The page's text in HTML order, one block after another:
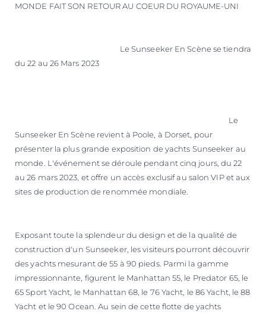
MONDE FAIT SON RETOUR AU COEUR DU ROYAUME-UNI
Le Sunseeker En Scène se tiendra
du 22 au 26 Mars 2023
Le
Sunseeker En Scène revient à Poole, à Dorset, pour
présenter la plus grande exposition de yachts Sunseeker au
monde. L'événement se déroule pendant cinq jours, du 22
au 26 mars 2023, et offre un accès exclusif au salon VIP et aux
sites de production de renommée mondiale.
Exposant toute la splendeur du design et de la qualité de
construction d'un Sunseeker, les visiteurs pourront découvrir
des yachts mesurant de 55 à 90 pieds. Parmi la gamme
impressionnante, figurent le Manhattan 55, le Predator 65, le
65 Sport Yacht, le Manhattan 68, le 76 Yacht, le 86 Yacht, le 88
Yacht et le 90 Ocean. Au sein de cette flotte de yachts